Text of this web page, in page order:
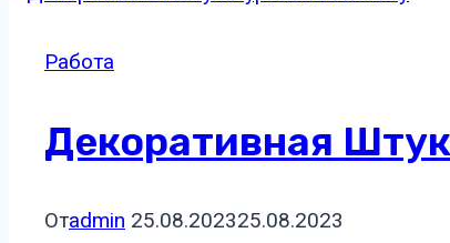
Работа
Декоративная
Отadmin 25.08.202325.08.2023